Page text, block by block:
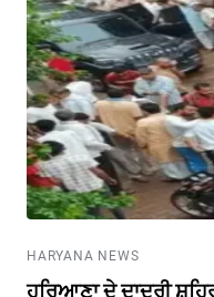
HARYANA NEWS
ਹਰਿਆਣਾ ਦੇ ਦਾਦਰੀ